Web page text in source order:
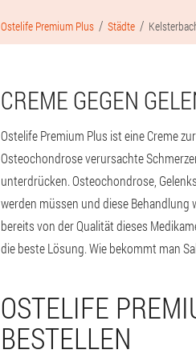
Ostelife Premium Plus Städte
CREME GEGEN
Ostelife Premium Plus ist eine Creme
Osteochondrose verursachte
unterdrücken. Osteochondrose,
werden müssen und diese
bereits von der Qualität dieses
die beste Lösung. Wie bekommt man
OSTELIFE
BESTELLEN